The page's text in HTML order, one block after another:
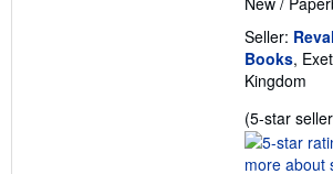
Seller:
Books,
Kingdom
(5-star